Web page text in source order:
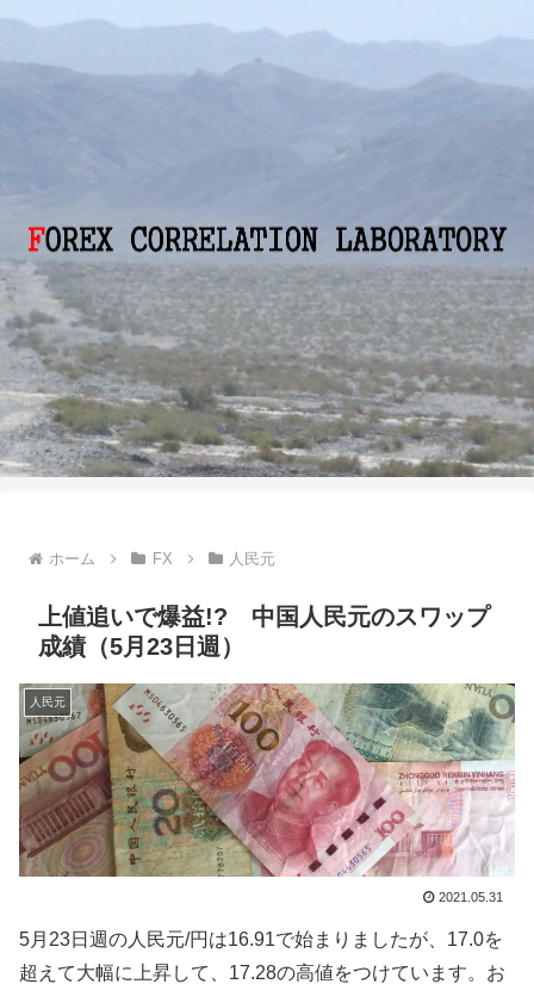
ホーム FX 人民元
上値追いで爆益!? 中国人民元のスワップ
成績（5月23日週）
人民元
2021.05.31
5月23日週の人民元/円は16.91で始まりましたが、17.0を
超えて大幅に上昇して、17.28の高値をつけています。お